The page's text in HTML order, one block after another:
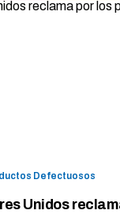
Defectuosos
Unidos